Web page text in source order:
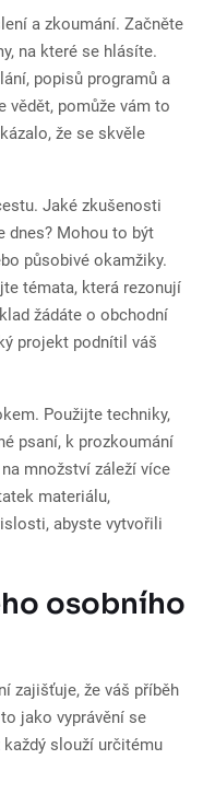
a zkoumání. Začněte
na které se hlásíte.
popisů programů a
vědět, pomůže vám to
že se skvěle
Jaké zkušenosti
dnes? Mohou to být
působivé okamžiky.
témata, která rezonují
žádáte o obchodní
projekt podnítil váš
Použijte techniky,
psaní, k prozkoumání
množství záleží více
materiálu,
abyste vytvořili
osobního
zajišťuje, že váš příběh
jako vyprávění se
slouží určitému